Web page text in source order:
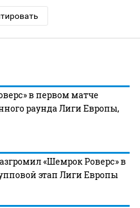
в первом матче
раунда Лиги Европы,
«Шемрок Роверс» в
этап Лиги Европы